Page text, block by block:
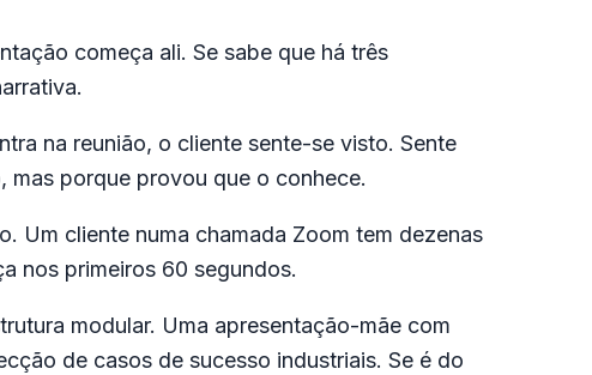
começa ali. Se sabe que há três
na reunião, o cliente sente-se visto. Sente
porque provou que o conhece.
Um cliente numa chamada Zoom tem dezenas
nos primeiros 60 segundos.
modular. Uma apresentação-mãe com
de casos de sucesso industriais. Se é do